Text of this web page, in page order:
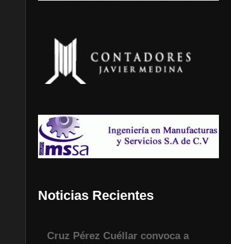
Noticias Recientes
Cruz Pérez Cuéllar convoca a